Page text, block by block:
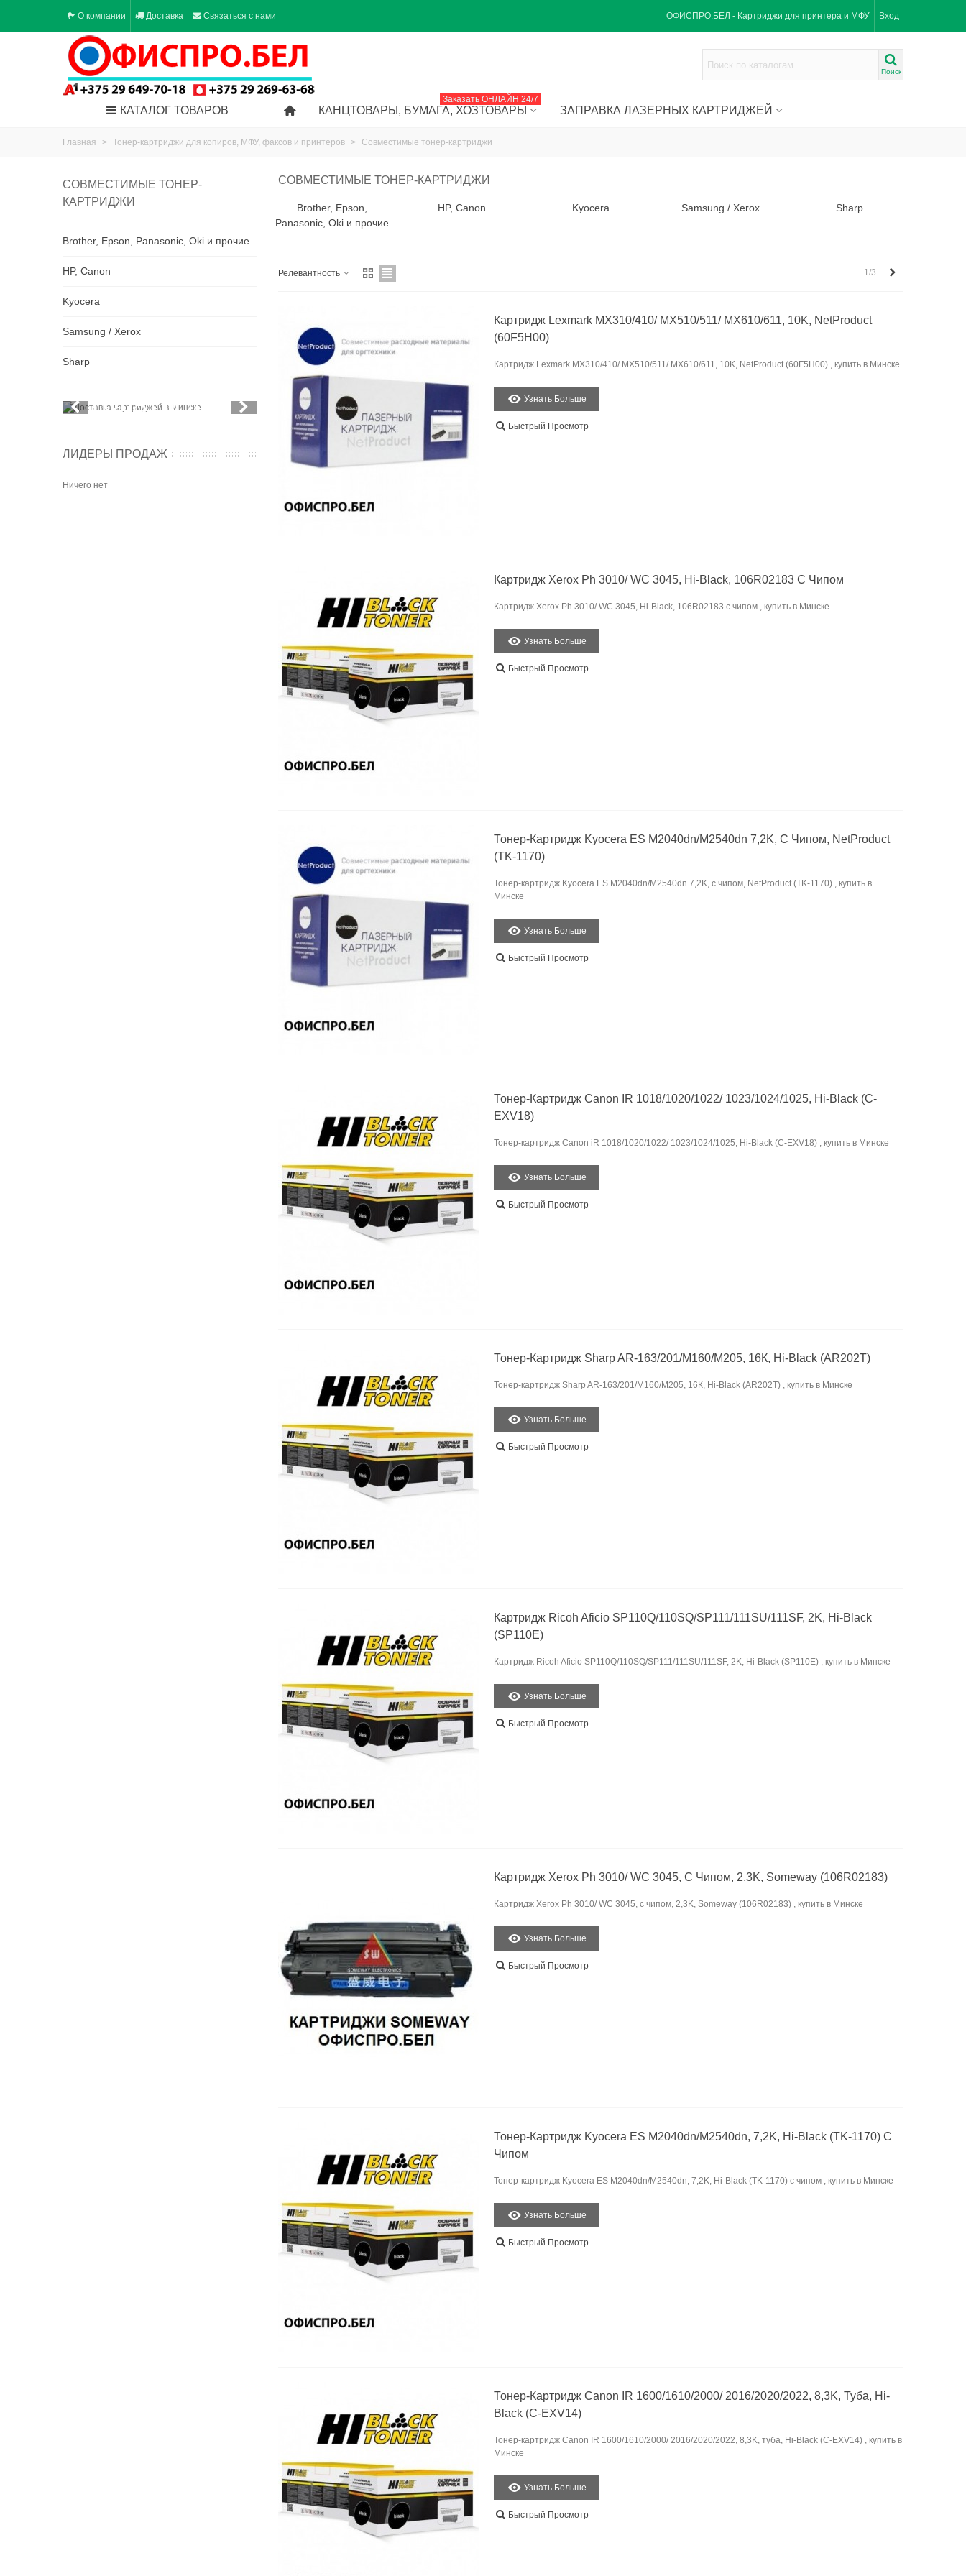
О компании Доставка Связаться с нами ОФИСПРО.БЕЛ - Картриджи для принтера и МФУ Вход
Поиск
КАТАЛОГ ТОВАРОВ КАНЦТОВАРЫ, БУМАГА, ХОЗТОВАРЫ
Заказать ОНЛАЙН 24/7
ЗАПРАВКА ЛАЗЕРНЫХ КАРТРИДЖЕЙ
Главная > Тонер-картриджи для копиров, МФУ, факсов и принтеров > Совместимые тонер-картриджи
СОВМЕСТИМЫЕ ТОНЕР-
КАРТРИДЖИ
Brother, Epson, Panasonic, Oki и прочие
HP, Canon
Kyocera
Samsung / Xerox
Sharp
КАРТРИДЖИ
ТОВАРЫ ДЛЯ
КАЖДУЮ НЕДЕЛЮ
ЛИДЕРЫ ПРОДАЖ
Ничего нет
СОВМЕСТИМЫЕ ТОНЕР-КАРТРИДЖИ
Brother, Epson,
Panasonic, Oki и прочие
HP, Canon Kyocera Samsung / Xerox Sharp
Релевантность 1/3
Картридж Lexmark MX310/410/ MX510/511/ MX610/611, 10K, NetProduct
(60F5H00)
Картридж Lexmark MX310/410/ MX510/511/ MX610/611, 10K, NetProduct (60F5H00) , купить в Минске
Узнать Больше
Быстрый Просмотр
Картридж Xerox Ph 3010/ WC 3045, Hi-Black, 106R02183 С Чипом
Картридж Xerox Ph 3010/ WC 3045, Hi-Black, 106R02183 с чипом , купить в Минске
Узнать Больше
Быстрый Просмотр
Тонер-Картридж Kyocera ES M2040dn/M2540dn 7,2K, С Чипом, NetProduct
(TK-1170)
Тонер-картридж Kyocera ES M2040dn/M2540dn 7,2K, с чипом, NetProduct (TK-1170) , купить в
Минске
Узнать Больше
Быстрый Просмотр
Тонер-Картридж Canon IR 1018/1020/1022/ 1023/1024/1025, Hi-Black (C-
EXV18)
Тонер-картридж Canon iR 1018/1020/1022/ 1023/1024/1025, Hi-Black (C-EXV18) , купить в Минске
Узнать Больше
Быстрый Просмотр
Тонер-Картридж Sharp AR-163/201/M160/M205, 16К, Hi-Black (AR202T)
Тонер-картридж Sharp AR-163/201/M160/M205, 16К, Hi-Black (AR202T) , купить в Минске
Узнать Больше
Быстрый Просмотр
Картридж Ricoh Aficio SP110Q/110SQ/SP111/111SU/111SF, 2K, Hi-Black
(SP110E)
Картридж Ricoh Aficio SP110Q/110SQ/SP111/111SU/111SF, 2K, Hi-Black (SP110E) , купить в Минске
Узнать Больше
Быстрый Просмотр
Картридж Xerox Ph 3010/ WC 3045, С Чипом, 2,3K, Someway (106R02183)
Картридж Xerox Ph 3010/ WC 3045, с чипом, 2,3K, Someway (106R02183) , купить в Минске
Узнать Больше
Быстрый Просмотр
Тонер-Картридж Kyocera ES M2040dn/M2540dn, 7,2K, Hi-Black (TK-1170) С
Чипом
Тонер-картридж Kyocera ES M2040dn/M2540dn, 7,2K, Hi-Black (TK-1170) с чипом , купить в Минске
Узнать Больше
Быстрый Просмотр
Тонер-Картридж Canon IR 1600/1610/2000/ 2016/2020/2022, 8,3K, Туба, Hi-
Black (C-EXV14)
Тонер-картридж Canon IR 1600/1610/2000/ 2016/2020/2022, 8,3K, туба, Hi-Black (C-EXV14) , купить в
Минске
Узнать Больше
Быстрый Просмотр